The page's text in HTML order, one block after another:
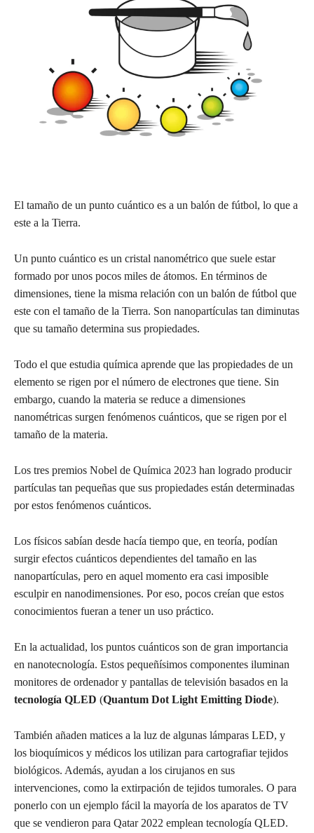
El tamaño de un punto cuántico es a un balón de fútbol, lo que a
este a la Tierra.
Un punto cuántico es un cristal nanométrico que suele estar
formado por unos pocos miles de átomos. En términos de
dimensiones, tiene la misma relación con un balón de fútbol que
este con el tamaño de la Tierra. Son nanopartículas tan diminutas
que su tamaño determina sus propiedades.
Todo el que estudia química aprende que las propiedades de un
elemento se rigen por el número de electrones que tiene. Sin
embargo, cuando la materia se reduce a dimensiones
nanométricas surgen fenómenos cuánticos, que se rigen por el
tamaño de la materia.
Los tres premios Nobel de Química 2023 han logrado producir
partículas tan pequeñas que sus propiedades están determinadas
por estos fenómenos cuánticos.
Los físicos sabían desde hacía tiempo que, en teoría, podían
surgir efectos cuánticos dependientes del tamaño en las
nanopartículas, pero en aquel momento era casi imposible
esculpir en nanodimensiones. Por eso, pocos creían que estos
conocimientos fueran a tener un uso práctico.
En la actualidad, los puntos cuánticos son de gran importancia
en nanotecnología. Estos pequeñísimos componentes iluminan
monitores de ordenador y pantallas de televisión basados en la
tecnología QLED (Quantum Dot Light Emitting Diode).
También añaden matices a la luz de algunas lámparas LED, y
los bioquímicos y médicos los utilizan para cartografiar tejidos
biológicos. Además, ayudan a los cirujanos en sus
intervenciones, como la extirpación de tejidos tumorales. O para
ponerlo con un ejemplo fácil la mayoría de los aparatos de TV
que se vendieron para Qatar 2022 emplean tecnología QLED.